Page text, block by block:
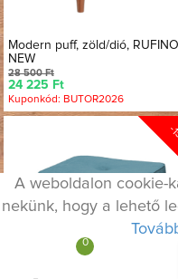
0
A
Modern puff, zöld/dió,
NEW
28 500 Ft
24 225 Ft
Kuponkód: BUTOR2026
-
A weboldalon cookie-
nekünk, hogy a lehető